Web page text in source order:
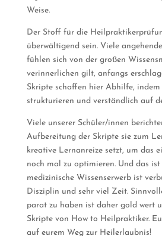
Weise.
Der Stoff für die
überwältigend sein. Viele
fühlen sich von der großen
verinnerlichen gilt, anfangs
Skripte schaffen hier Abhilfe,
strukturieren und verständlich auf
Viele unserer Schüler/innen
Aufbereitung der Skripte sie zum
kreative Lernanreize setzt, um das
noch mal zu optimieren. Und das
medizinische Wissenserwerb ist
Disziplin und sehr viel Zeit.
parat zu haben ist daher gold wert
Skripte von How to Heilpraktiker.
auf eurem Weg zur Heilerlaubnis!